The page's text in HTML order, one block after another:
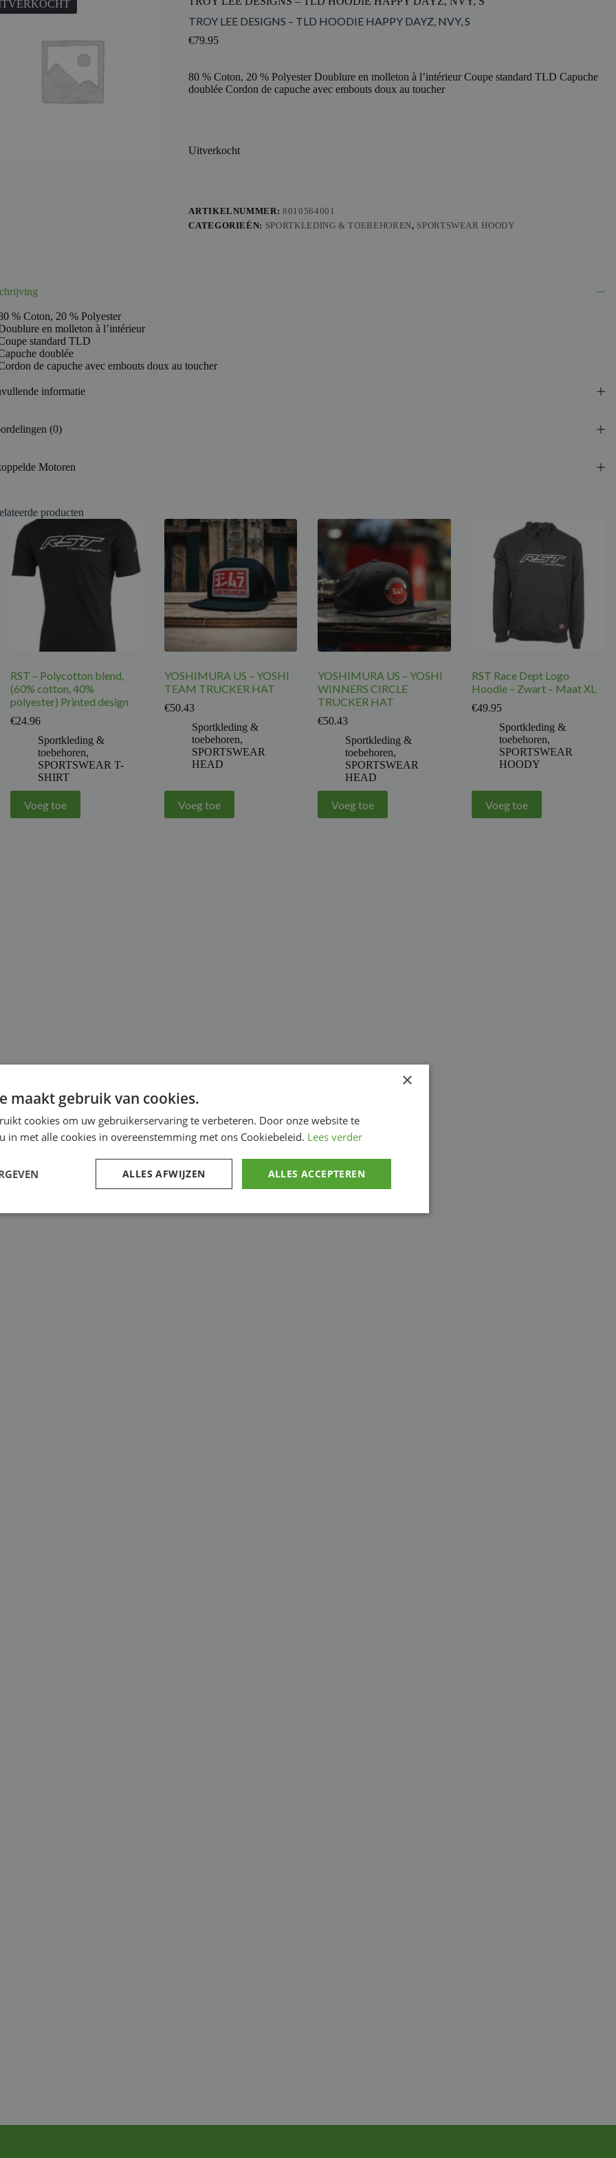
TROY LEE DESIGNS – TLD HOODIE HAPPY DAYZ, NVY, S
€79.95
80 % Coton, 20 % Polyester Doublure en molleton à l’intérieur Coupe standard TLD Capuche
doublée Cordon de capuche avec embouts doux au toucher
Uitverkocht
ARTIKELNUMMER:8010564001
CATEGORIEËN: SPORTKLEDING & TOEBEHOREN, SPORTSWEAR HOODY
% Coton, 20 % Polyester
en molleton à l’intérieur
standard TLD
doublée
de capuche avec embouts doux au toucher
informatie
(0)
Motoren
producten
RST – Polycotton blend,
(60% cotton, 40%
polyester) Printed design
€24.96
Sportkleding &
toebehoren,
SPORTSWEAR T-
SHIRT
Voeg toe
YOSHIMURA US – YOSHI
TEAM TRUCKER HAT
€50.43
Sportkleding &
toebehoren,
SPORTSWEAR
HEAD
Voeg toe
YOSHIMURA US – YOSHI
WINNERS CIRCLE
TRUCKER HAT
€50.43
Sportkleding &
toebehoren,
SPORTSWEAR
HEAD
Voeg toe
RST Race Dept Logo
Hoodie – Zwart – Maat XL
€49.95
Sportkleding &
toebehoren,
SPORTSWEAR
HOODY
Voeg toe
×
maakt gebruik van cookies.
cookies om uw gebruikerservaring te verbeteren. Door onze website te
in met alle cookies in overeenstemming met ons Cookiebeleid. Lees verder
ALLES ACCEPTEREN
ALLES AFWIJZEN